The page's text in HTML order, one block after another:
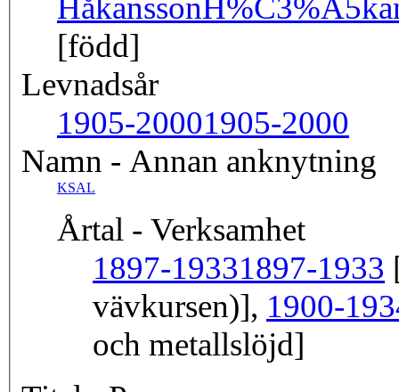
Håkansson
[född]
Levnadsår
1905-20001905-2000
Namn - Annan anknytning
KSAL
Årtal - Verksamhet
1897-19331897-1933
vävkursen)], 1900-
och metallslöjd]